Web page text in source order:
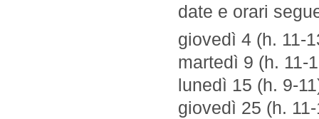
date e orari
giovedì 4 (h. 11-
martedì 9 (h. 11-
lunedì 15 (h. 9-
giovedì 25 (h.